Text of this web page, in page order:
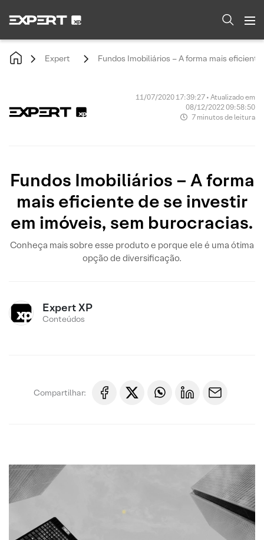
Expert Fundos Imobiliários – A forma mais
11/07/2020 17:39:27 • Atualizado em
08/12/2022 09:58:50
7 minutos de leitura
Fundos Imobiliários – A forma
mais eficiente de se investir
em imóveis, sem burocracias.
Conheça mais sobre esse produto e porque ele é uma ótima
opção de diversificação.
Expert XP
Conteúdos
Compartilhar: